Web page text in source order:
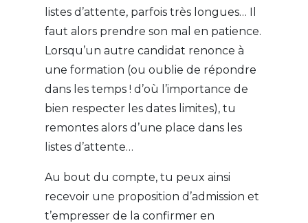
listes d’attente, parfois très longues… Il
faut alors prendre son mal en patience.
Lorsqu’un autre candidat renonce à
une formation (ou oublie de répondre
dans les temps ! d’où l’importance de
bien respecter les dates limites), tu
remontes alors d’une place dans les
listes d’attente…
Au bout du compte, tu peux ainsi
recevoir une proposition d’admission et
t’empresser de la confirmer en